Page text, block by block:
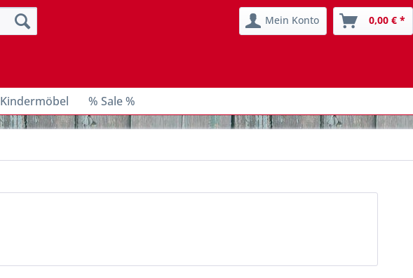
Mein Konto 0,00 € *
Kindermöbel % Sale %